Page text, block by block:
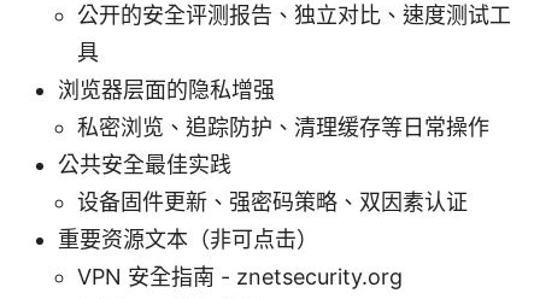
公开的安全评测报告、独立对比、速度测试工
具
浏览器层面的隐私增强
私密浏览、追踪防护、清理缓存等日常操作
公共安全最佳实践
设备固件更新、强密码策略、双因素认证
重要资源文本（非可点击）
VPN 安全指南 - znetsecurity.org